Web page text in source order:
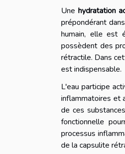
Une hydratation
prépondérant
humain, elle est
possèdent des
rétractile. Dans
est indispensable.
L'eau participe
inflammatoires et
de ces
fonctionnelle
processus
de la capsulite